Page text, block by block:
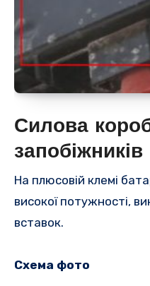
Силова
запобіжників
На плюсовій клемі
високої потужності,
вставок.
Схема фото